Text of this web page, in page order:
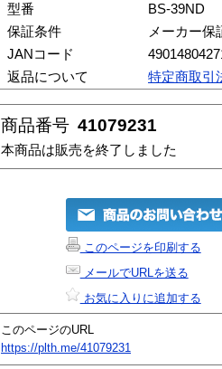
型番
BS-39ND
保証条件
メーカー保
JANコード
返品について
特定商取引
商品番号 41079231
本商品は販売を終了しました
このページを印刷する
メールでURLを送る
お気に入りに追加する
このページのURL
https://plth.me/41079231